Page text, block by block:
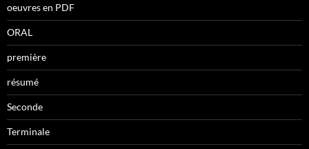
oeuvres en PDF
ORAL
première
résumé
Seconde
Terminale